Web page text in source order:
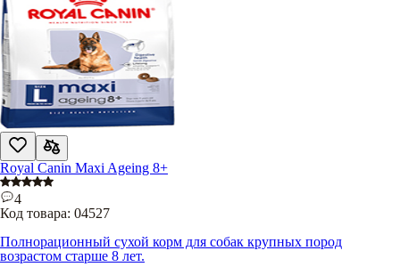
Royal Canin Maxi Ageing 8+
4
Код товара: 04527
Полнорационный сухой корм для собак крупных пород
возрастом старше 8 лет.